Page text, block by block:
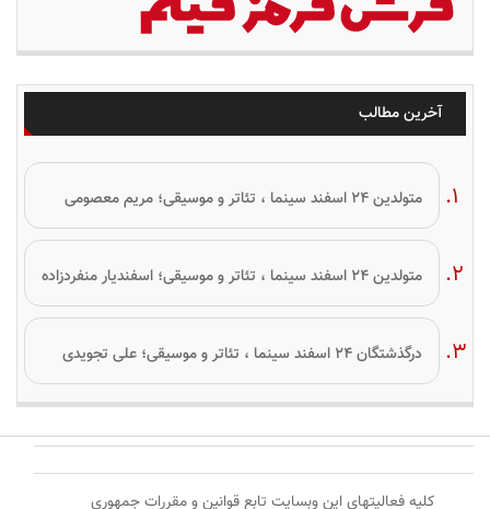
آخرین مطالب
متولدین ۲۴ اسفند سینما ، تئاتر و موسیقی؛ مریم معصومی
متولدین ۲۴ اسفند سینما ، تئاتر و موسیقی؛ اسفندیار منفردزاده
درگذشتگان ۲۴ اسفند سینما ، تئاتر و موسیقی؛ علی تجویدی
کلیه فعالیتهای این وبسایت تابع قوانین و مقررات جمهوری